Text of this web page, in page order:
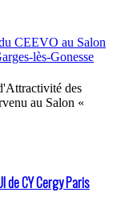
des
au Salon «
de CY Cergy Paris